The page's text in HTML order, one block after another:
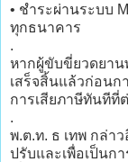
• ชำระผ่านระบบ
ทุกธนาคาร
.
หากผู้ขับขี่ยวดยาน
เสร็จสิ้นแล้วก่อนก
การเสียภาษีทันทีที่
.
พ.ต.ท. ธ เทพ กล่า
ปรับและเพื่อเป็นก